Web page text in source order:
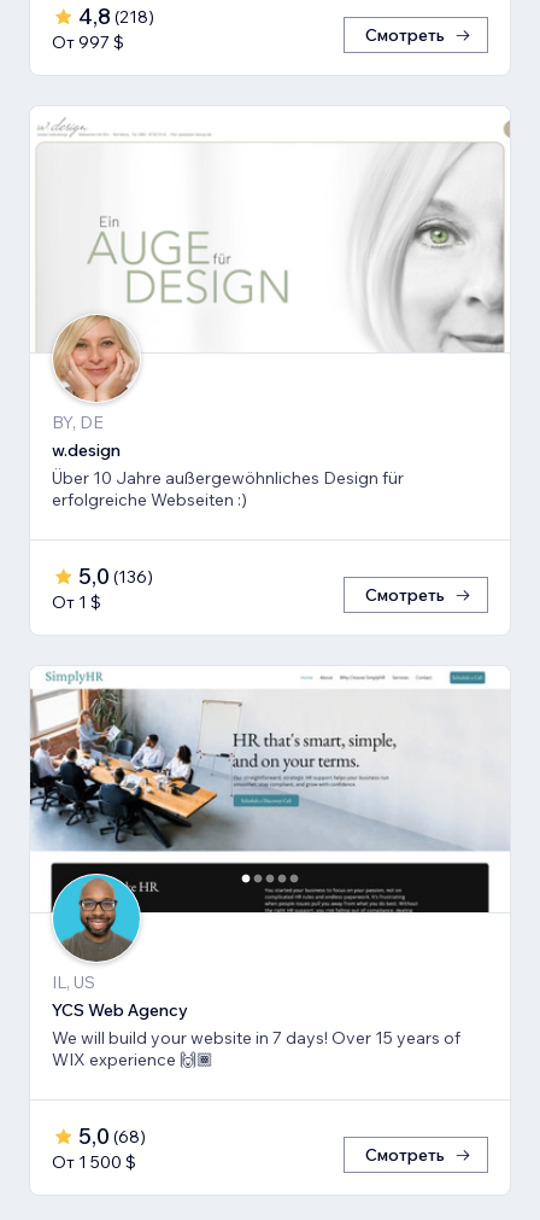
4,8 (218)
От 997 $
Смотреть
BY, DE
w.design
Über 10 Jahre außergewöhnliches Design für
erfolgreiche Webseiten :)
5,0 (136)
От 1 $
Смотреть
IL, US
YCS Web Agency
We will build your website in 7 days! Over 15 years of
WIX experience 🙌🏾
5,0 (68)
От 1 500 $
Смотреть